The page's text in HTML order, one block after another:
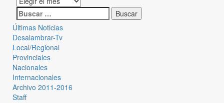
Últimas Noticias
Desalambrar-Tv
Local/Regional
Provinciales
Nacionales
Internacionales
Archivo 2011-2016
Staff